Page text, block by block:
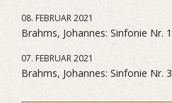
08. FEBRUAR 2021
Brahms, Johannes: Sinfonie Nr.
07. FEBRUAR 2021
Brahms, Johannes: Sinfonie Nr.